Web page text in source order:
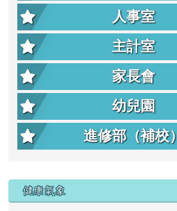
人事室
主計室
家長會
幼兒園
進修部（補校）
右邊區域內容
健康氣象